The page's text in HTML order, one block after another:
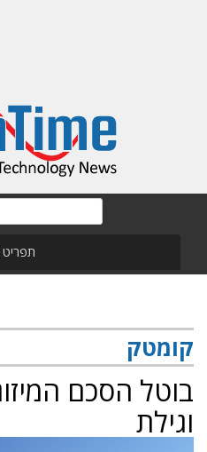
תפריט
קומטק
בוטל הסכם
וגילת